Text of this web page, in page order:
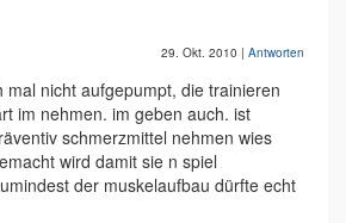
29. Okt. 2010 | Antworten
mal nicht aufgepumpt, die trainieren
im nehmen. im geben auch. ist
schmerzmittel nehmen wies
wird damit sie n spiel
der muskelaufbau dürfte echt